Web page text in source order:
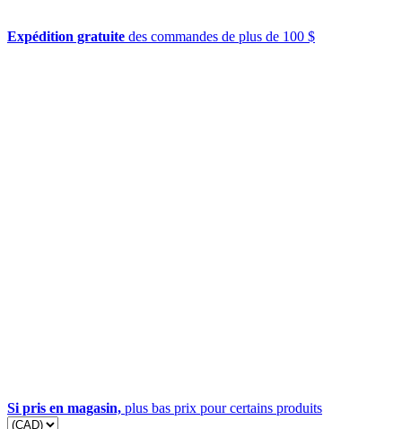
Expédition gratuite des commandes de plus de 100 $
Si pris en magasin, plus bas prix pour certains produits